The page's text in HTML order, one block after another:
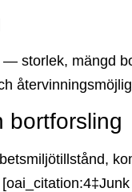
storlek, mängd
bortforsling